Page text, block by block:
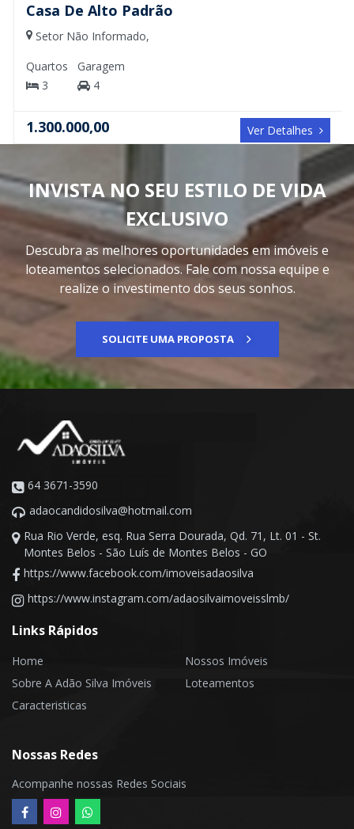
Casa De Alto Padrão
Setor Não Informado,
Quartos
3
Garagem
4
1.300.000,00 Ver Detalhes
INVISTA NO SEU ESTILO DE VIDA
EXCLUSIVO
Descubra as melhores oportunidades em imóveis e
loteamentos selecionados. Fale com nossa equipe e
realize o investimento dos seus sonhos.
SOLICITE UMA PROPOSTA
64 3671-3590
adaocandidosilva@hotmail.com
Rua Rio Verde, esq. Rua Serra Dourada, Qd. 71, Lt. 01 - St.
Montes Belos - São Luís de Montes Belos - GO
https://www.facebook.com/imoveisadaosilva
https://www.instagram.com/adaosilvaimoveisslmb/
Links Rápidos
Home
Sobre A Adão Silva Imóveis
Caracteristicas
Nossos Imóveis
Loteamentos
Nossas Redes
Acompanhe nossas Redes Sociais